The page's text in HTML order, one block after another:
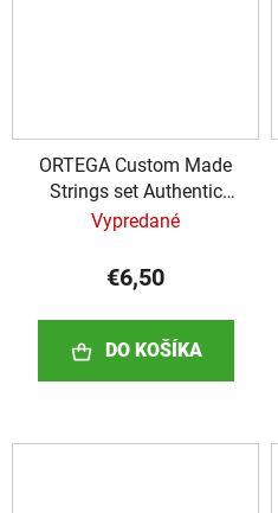
ORTEGA Custom Made
Strings set Authentic
Concert Ukulele 4 String
Vypredané
€6,50
DO KOŠÍKA